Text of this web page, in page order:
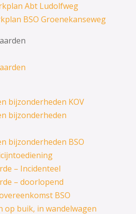
Abt Ludolfweg
BSO Groenekanseweg
bijzonderheden KOV
bijzonderheden
bijzonderheden BSO
– Incidenteel
– doorlopend
BSO
op buik, in wandelwagen